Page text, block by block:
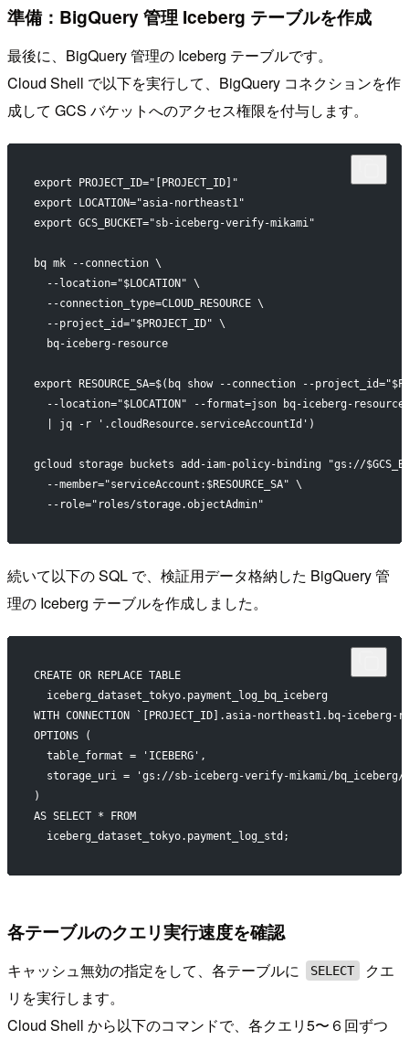
準備：BigQuery 管理 Iceberg テーブルを作成
最後に、BigQuery 管理の Iceberg テーブルです。
Cloud Shell で以下を実行して、BigQuery コネクションを作
成して GCS バケットへのアクセス権限を付与します。
export PROJECT_ID="[PROJECT_ID]"
export LOCATION="asia-northeast1"
export GCS_BUCKET="sb-iceberg-verify-mikami"
bq mk --connection \
  --location="$LOCATION" \
  --connection_type=CLOUD_RESOURCE \
  --project_id="$PROJECT_ID" \
  bq-iceberg-resource
export RESOURCE_SA=$(bq show --connection --
--location="$LOCATION" --format=json bq-iceberg-resource
  | jq -r '.cloudResource.serviceAccountId')
gcloud storage buckets add-iam-policy-binding "gs://
  --member="serviceAccount:$RESOURCE_SA" \
  --role="roles/storage.objectAdmin"
続いて以下の SQL で、検証用データ格納した BigQuery 管
理の Iceberg テーブルを作成しました。
CREATE OR REPLACE TABLE
  iceberg_dataset_tokyo.payment_log_bq_iceberg
WITH CONNECTION `[PROJECT_ID].asia-northeast1.bq-iceberg-
OPTIONS (
  table_format = 'ICEBERG',
storage_uri = 'gs://sb-iceberg-verify-mikami/bq_iceberg/
)
AS SELECT * FROM
  iceberg_dataset_tokyo.payment_log_std;
各テーブルのクエリ実行速度を確認
キャッシュ無効の指定をして、各テーブルに SELECT
クエ
リを実行します。
Cloud Shell から以下のコマンドで、各クエリ5〜６回ずつ